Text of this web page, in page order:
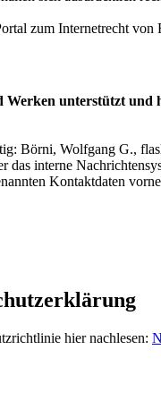
zum Internetrecht von
unterstützt und
Börni, Wolfgang G.,
das interne
Kontaktdaten
hier nachlesen: